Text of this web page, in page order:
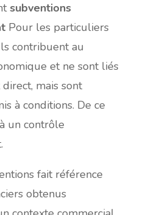
subventions
Pour les particuliers
contribuent au
et ne sont liés
mais sont
à conditions. De ce
un contrôle
fait référence
obtenus